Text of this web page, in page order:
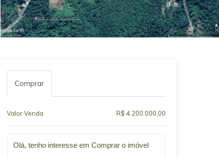
Comprar
Valor Venda R$ 4.200.000,00